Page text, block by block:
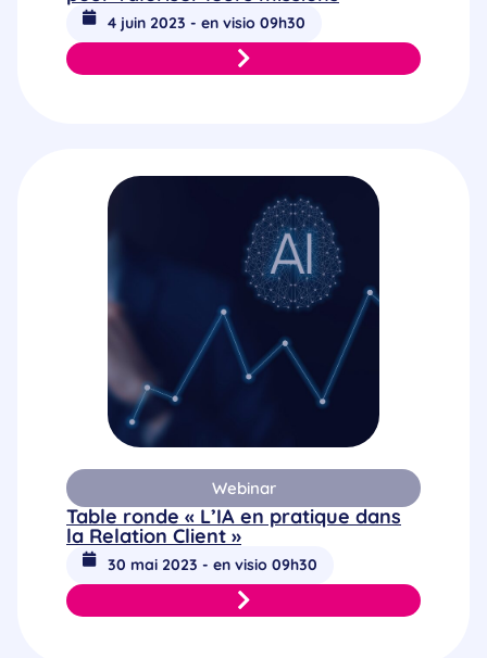
4 juin 2023 - en visio 09h30
Webinar
Table ronde « L’IA en pratique dans
la Relation Client »
30 mai 2023 - en visio 09h30